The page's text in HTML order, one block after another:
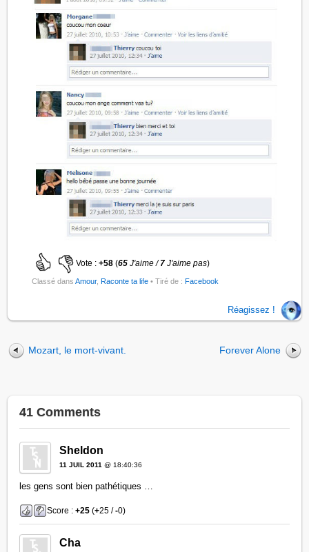
Vote :+58 (65J'aime /7 J'aime pas)
Classé dansAmour,Raconte ta life • Tiré de :Facebook
Réagissez !
Mozart, le mort-vivant. Forever Alone
41 Comments
Sheldon
11 JUIL 2011 @ 18:40:36
les gens sont bien pathétiques …
Score :+25 (+25 /-0)
Cha